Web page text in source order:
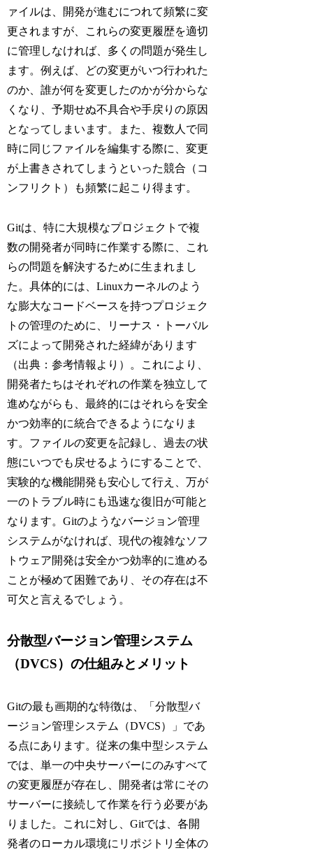
ァイルは、開発が進むにつれて頻繁に変
更されますが、これらの変更履歴を適切
に管理しなければ、多くの問題が発生し
ます。例えば、どの変更がいつ行われた
のか、誰が何を変更したのかが分からな
くなり、予期せぬ不具合や手戻りの原因
となってしまいます。また、複数人で同
時に同じファイルを編集する際に、変更
が上書きされてしまうといった競合（コ
ンフリクト）も頻繁に起こり得ます。
Gitは、特に大規模なプロジェクトで複
数の開発者が同時に作業する際に、これ
らの問題を解決するために生まれまし
た。具体的には、Linuxカーネルのよう
な膨大なコードベースを持つプロジェク
トの管理のために、リーナス・トーバル
ズによって開発された経緯があります
（出典：参考情報より）。これにより、
開発者たちはそれぞれの作業を独立して
進めながらも、最終的にはそれらを安全
かつ効率的に統合できるようになりま
す。ファイルの変更を記録し、過去の状
態にいつでも戻せるようにすることで、
実験的な機能開発も安心して行え、万が
一のトラブル時にも迅速な復旧が可能と
なります。Gitのようなバージョン管理
システムがなければ、現代の複雑なソフ
トウェア開発は安全かつ効率的に進める
ことが極めて困難であり、その存在は不
可欠と言えるでしょう。
分散型バージョン管理システム
（DVCS）の仕組みとメリット
Gitの最も画期的な特徴は、「分散型バ
ージョン管理システム（DVCS）」であ
る点にあります。従来の集中型システム
では、単一の中央サーバーにのみすべて
の変更履歴が存在し、開発者は常にその
サーバーに接続して作業を行う必要があ
りました。これに対し、Gitでは、各開
発者のローカル環境にリポジトリ全体の